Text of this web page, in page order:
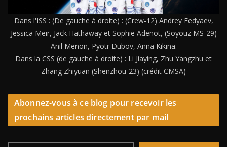
Dans l'ISS : (De gauche à droite) : (Crew-12) Andrey Fedyaev,
Jessica Meir, Jack Hathaway et Sophie Adenot, (Soyouz MS-29)
Anil Menon, Pyotr Dubov, Anna Kikina.
Dans la CSS (de gauche à droite) : Li Jiaying, Zhu Yangzhu et
Zhang Zhiyuan (Shenzhou-23) (crédit CMSA)
Abonnez-vous à ce blog pour recevoir les
prochains articles directement par mail
Saisissez votre adresse e-mail…